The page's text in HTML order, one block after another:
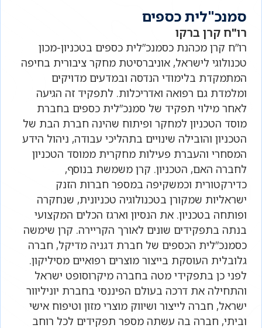
סמנכ"לית כספים
רו"ח קרן ברקו
רו”ח קרן מכהנת כסמנכ”לית כספים בטכניון-מכון
טכנולוגי לישראל, אוניברסיטת מחקר ציבורית בחיפה
המתמקדת בלימודי הנדסה ובמדעים מדויקים
ומלמדת גם רפואה ואדריכלות. לתפקיד זה הגיעה
לאחר מילוי תפקיד של סמנכ”לית כספים בחברת
מוסד הטכניון למחקר ופיתוח שהינה חברת הבת של
הטכניון והובילה שינויים בתהליכי עבודה, ניהול הידע
המסחרי והעברת פעילות מחקרית ממוסד הטכניון
לחברה האם, הטכניון. קרן משמשת בנוסף,
כדירקטורית וכמשקיפה במספר חברות הזנק
ישראליות שמקורן בטכנולוגיה טכניונית, שנחקרה
ופותחה בטכניון. את הנסיון וארגז הכלים המקצועי
בנתה בתפקידים שונים לאורך הקריירה. קרן שימשה
כסמנכ”לית הכספים של חברת דגניה מדיקל, חברה
גלובלית העוסקת בייצור מוצרים רפואיים מסיליקון.
לפני כן בתפקידי מטה בחברה מיקרוסופט ישראל
והתחילה את דרכה בעולם הפיננסי בחברת יוניליוור
ישראל, חברה לייצור ושיווק מוצרי מזון וטיפוח אישי
וביתי, חברה בה עשתה מספר תפקידים לכל רוחב